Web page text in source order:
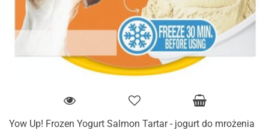
Yow Up! Frozen Yogurt Salmon Tartar - jogurt do mrożenia